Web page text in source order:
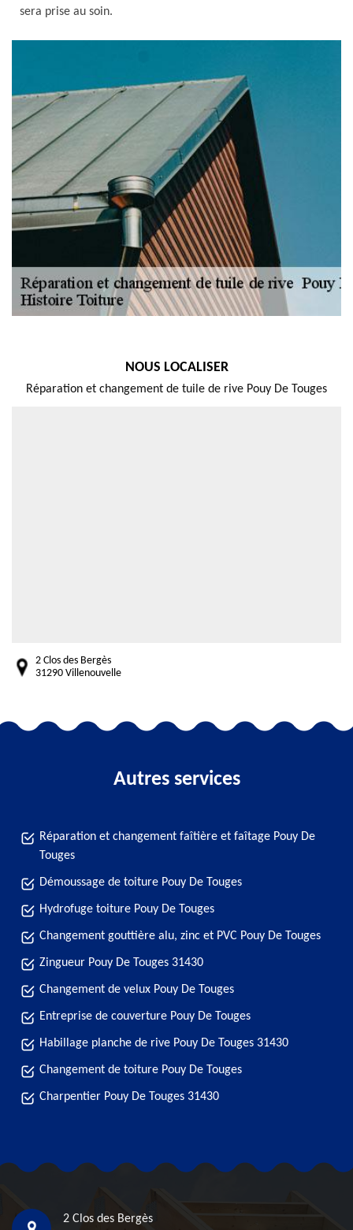
sera prise au soin.
NOUS LOCALISER
Réparation et changement de tuile de rive Pouy De Touges
2 Clos des Bergès
31290 Villenouvelle
Autres services
Réparation et changement faîtière et faîtage Pouy De
Touges
Démoussage de toiture Pouy De Touges
Hydrofuge toiture Pouy De Touges
Changement gouttière alu, zinc et PVC Pouy De Touges
Zingueur Pouy De Touges 31430
Changement de velux Pouy De Touges
Entreprise de couverture Pouy De Touges
Habillage planche de rive Pouy De Touges 31430
Changement de toiture Pouy De Touges
Charpentier Pouy De Touges 31430
2 Clos des Bergès